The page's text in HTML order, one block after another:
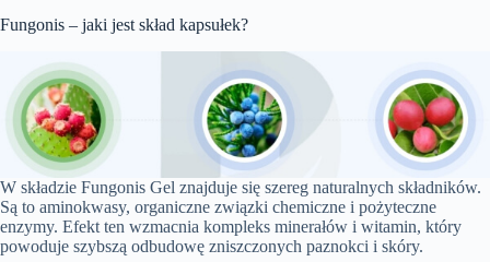
Fungonis – jaki jest skład kapsułek?
W składzie Fungonis Gel znajduje się szereg naturalnych składników.
Są to aminokwasy, organiczne związki chemiczne i pożyteczne
enzymy. Efekt ten wzmacnia kompleks minerałów i witamin, który
powoduje szybszą odbudowę zniszczonych paznokci i skóry.